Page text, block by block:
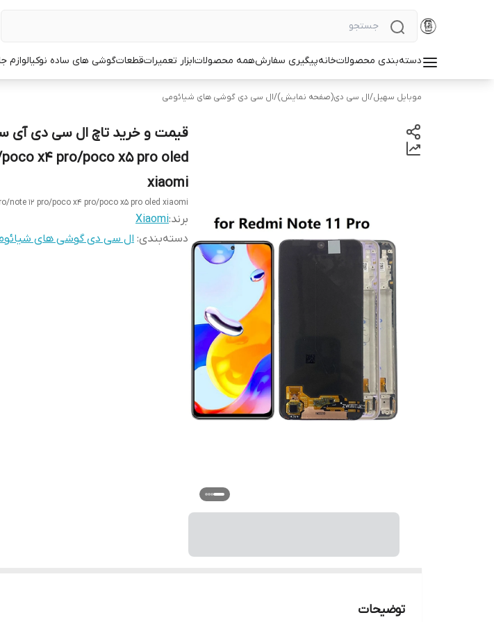
دسته‌بندی محصولاتخانهپیگیری سفارشهمه محصولاتابزار تعمیراتقطعاتگوشی های ساده نوکیالوازم
موبایل سهیل/ال سی دی(صفحه نمایش)/ال سی دی گوشی های شیائومی
poco x4 pro/poco x5 pro oled
xiaomi
note 12 pro/poco x4 pro/poco x5 pro oled xiaomi
برند:Xiaomi
دسته‌بندی: ال سی دی گوشی های
توضیحات